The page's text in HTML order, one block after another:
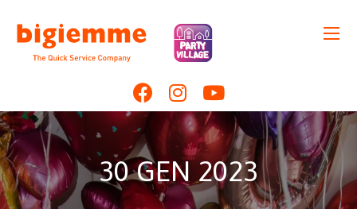
30 GEN 2023